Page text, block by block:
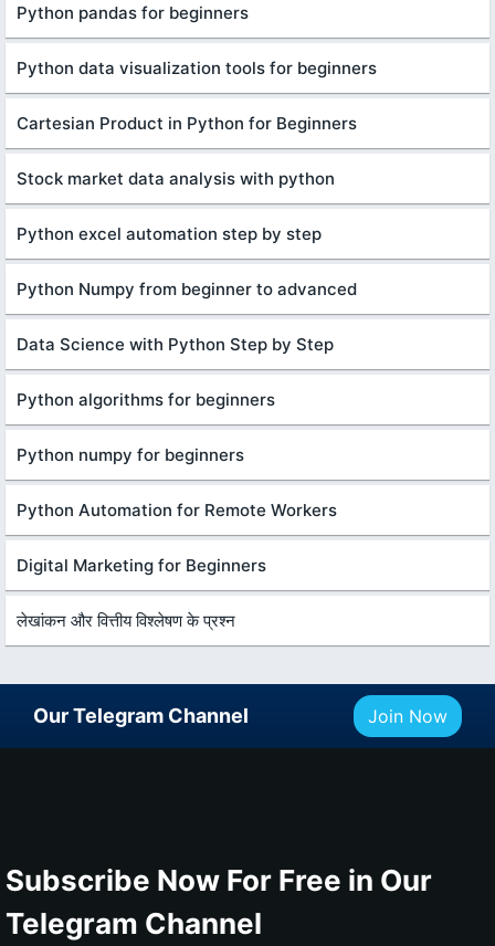
Python pandas for beginners
Python data visualization tools for beginners
Cartesian Product in Python for Beginners
Stock market data analysis with python
Python excel automation step by step
Python Numpy from beginner to advanced
Data Science with Python Step by Step
Python algorithms for beginners
Python numpy for beginners
Python Automation for Remote Workers
Digital Marketing for Beginners
लेखांकन और वित्तीय विश्लेषण के प्रश्न
Our Telegram Channel Join Now
Subscribe Now For Free in Our
Telegram Channel